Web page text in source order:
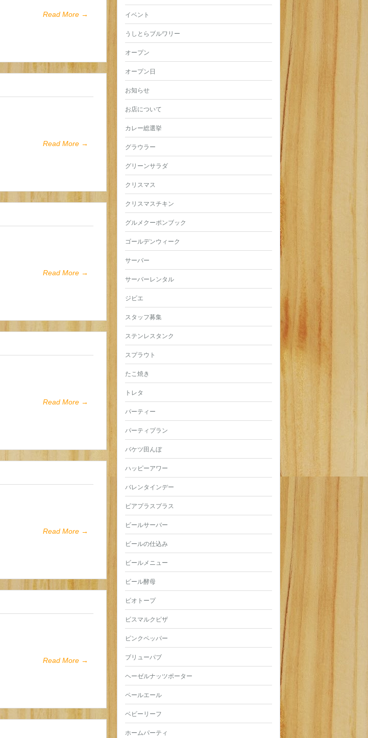
Read More →
Read More →
Read More →
Read More →
Read More →
Read More →
イベント
うしとらブルワリー
オープン
オープン日
お知らせ
お店について
カレー総選挙
グラウラー
グリーンサラダ
クリスマス
クリスマスチキン
グルメクーポンブック
ゴールデンウィーク
サーバー
サーバーレンタル
ジビエ
スタッフ募集
ステンレスタンク
スプラウト
たこ焼き
トレタ
パーティー
パーティプラン
バケツ田んぼ
ハッピーアワー
バレンタインデー
ビアプラスプラス
ビールサーバー
ビールの仕込み
ビールメニュー
ビール酵母
ビオトープ
ビスマルクピザ
ピンクペッパー
ブリューパブ
ヘーゼルナッツポーター
ペールエール
ベビーリーフ
ホームパーティ